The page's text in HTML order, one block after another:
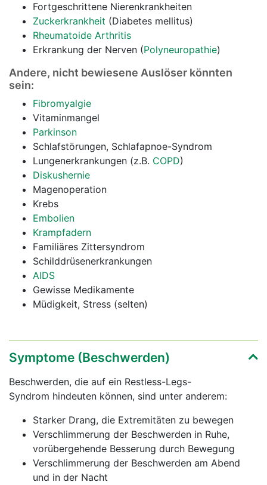
Fortgeschrittene Nierenkrankheiten
Zuckerkrankheit (Diabetes mellitus)
Rheumatoide Arthritis
Erkrankung der Nerven (Polyneuropathie)
Andere, nicht bewiesene Auslöser könnten
sein:
Fibromyalgie
Vitaminmangel
Parkinson
Schlafstörungen, Schlafapnoe-Syndrom
Lungenerkrankungen (z.B. COPD)
Diskushernie
Magenoperation
Krebs
Embolien
Krampfadern
Familiäres Zittersyndrom
Schilddrüsenerkrankungen
AIDS
Gewisse Medikamente
Müdigkeit, Stress (selten)
Symptome (Beschwerden)
Beschwerden, die auf ein Restless-Legs-
Syndrom hindeuten können, sind unter anderem:
Starker Drang, die Extremitäten zu bewegen
Verschlimmerung der Beschwerden in Ruhe,
vorübergehende Besserung durch Bewegung
Verschlimmerung der Beschwerden am Abend
und in der Nacht